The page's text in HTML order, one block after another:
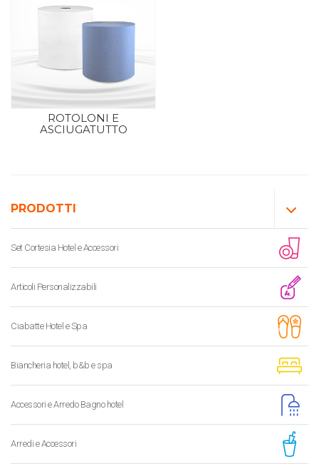
ROTOLONI E
ASCIUGATUTTO
PRODOTTI
Set Cortesia Hotel e Accessori
Articoli Personalizzabili
Ciabatte Hotel e Spa
Biancheria hotel, b&b e spa
Accessori e Arredo Bagno hotel
Arredi e Accessori